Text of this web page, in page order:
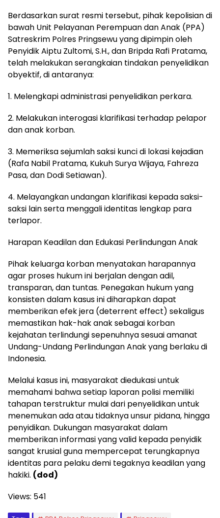
Berdasarkan surat resmi tersebut, pihak kepolisian di
bawah Unit Pelayanan Perempuan dan Anak (PPA)
Satreskrim Polres Pringsewu yang dipimpin oleh
Penyidik Aiptu Zultomi, S.H., dan Bripda Rafi Pratama,
telah melakukan serangkaian tindakan penyelidikan
obyektif, di antaranya:
1. Melengkapi administrasi penyelidikan perkara.
2. Melakukan interogasi klarifikasi terhadap pelapor
dan anak korban.
3. Memeriksa sejumlah saksi kunci di lokasi kejadian
(Rafa Nabil Pratama, Kukuh Surya Wijaya, Fahreza
Pasa, dan Dodi Setiawan).
4. Melayangkan undangan klarifikasi kepada saksi-
saksi lain serta menggali identitas lengkap para
terlapor.
Harapan Keadilan dan Edukasi Perlindungan Anak
Pihak keluarga korban menyatakan harapannya
agar proses hukum ini berjalan dengan adil,
transparan, dan tuntas. Penegakan hukum yang
konsisten dalam kasus ini diharapkan dapat
memberikan efek jera (deterrent effect) sekaligus
memastikan hak-hak anak sebagai korban
kejahatan terlindungi sepenuhnya sesuai amanat
Undang-Undang Perlindungan Anak yang berlaku di
Indonesia.
Melalui kasus ini, masyarakat diedukasi untuk
memahami bahwa setiap laporan polisi memiliki
tahapan terstruktur mulai dari penyelidikan untuk
menemukan ada atau tidaknya unsur pidana, hingga
penyidikan. Dukungan masyarakat dalam
memberikan informasi yang valid kepada penyidik
sangat krusial guna mempercepat terungkapnya
identitas para pelaku demi tegaknya keadilan yang
hakiki. (dod)
Views: 541